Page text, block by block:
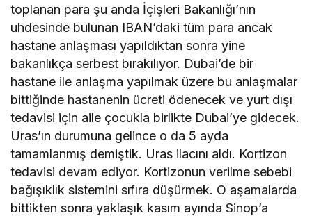
toplanan para şu anda İçişleri Bakanlığı’nın
uhdesinde bulunan IBAN’daki tüm para ancak
hastane anlaşması yapıldıktan sonra yine
bakanlıkça serbest bırakılıyor. Dubai’de bir
hastane ile anlaşma yapılmak üzere bu anlaşmalar
bittiğinde hastanenin ücreti ödenecek ve yurt dışı
tedavisi için aile çocukla birlikte Dubai’ye gidecek.
Uras’ın durumuna gelince o da 5 ayda
tamamlanmış demiştik. Uras ilacını aldı. Kortizon
tedavisi devam ediyor. Kortizonun verilme sebebi
bağışıklık sistemini sıfıra düşürmek. O aşamalarda
bittikten sonra yaklaşık kasım ayında Sinop’a